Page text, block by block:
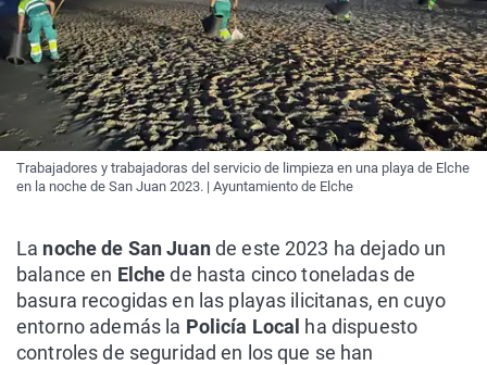
Trabajadores y trabajadoras del servicio de limpieza en una playa de Elche
en la noche de San Juan 2023. | Ayuntamiento de Elche
La noche de San Juande este 2023 ha dejado un
balance en Elchede hasta cinco toneladas de
basura recogidas en las playas ilicitanas, en cuyo
entorno además la Policía Local ha dispuesto
controles de seguridad en los que se han